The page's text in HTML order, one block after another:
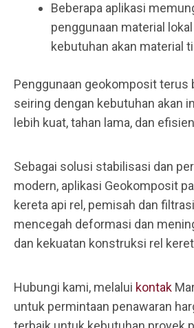
Beberapa aplikasi
penggunaan material
kebutuhan akan material
Penggunaan geokomposit terus
seiring dengan kebutuhan akan
lebih kuat, tahan lama, dan
Sebagai solusi stabilisasi dan
modern, aplikasi Geokomposit
kereta api rel, pemisah dan
mencegah deformasi dan
dan kekuatan konstruksi rel
Hubungi kami, melalui kontak
untuk permintaan penawaran